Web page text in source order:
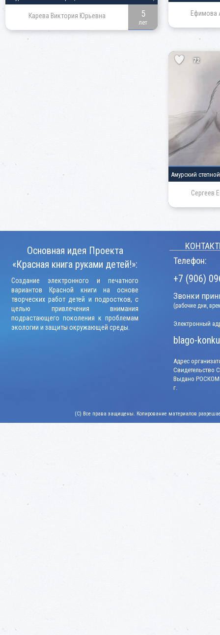
Ефимова
Карева Виктория Юрьевна 5
лет
72
Амурский
Сергеев
Основная идея Проекта
«Красная книга руками детей!»:
Создание электронного и печатного
вариантов Красной книги на основе
творческих работ детей и подростков, с
целью привлечения внимания
подрастающего поколения к проблемам
экологии и защиты окружающей среды.
Телефон:
+7 (906)
Звонки
(рабочие дни,
Электронный
blago-
Адрес
Свидетельство
Выдано
г.
(C) Все права защищены. Копирование материалов